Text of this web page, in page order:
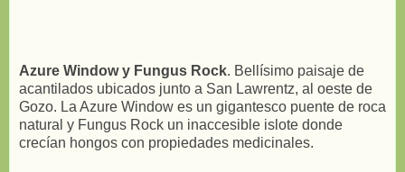
Azure Window y Fungus Rock. Bellísimo paisaje de
acantilados ubicados junto a San Lawrentz, al oeste de
Gozo. La Azure Window es un gigantesco puente de roca
natural y Fungus Rock un inaccesible islote donde
crecían hongos con propiedades medicinales.